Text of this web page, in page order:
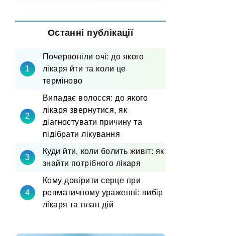
Останні публікації
Почервоніли очі: до якого
лікаря йти та коли це
терміново
Випадає волосся: до якого
лікаря звернутися, як
діагностувати причину та
підібрати лікування
Куди йти, коли болить живіт: як
знайти потрібного лікаря
Кому довірити серце при
ревматичному ураженні: вибір
лікаря та план дій